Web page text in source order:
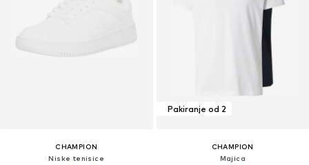
CHAMPION
Niske tenisice
Pakiranje od 2
CHAMPION
Majica